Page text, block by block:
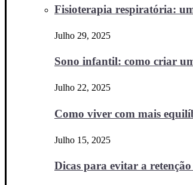
Fisioterapia respiratória:
Julho 29, 2025
Sono infantil: como criar
Julho 22, 2025
Como viver com mais
Julho 15, 2025
Dicas para evitar a